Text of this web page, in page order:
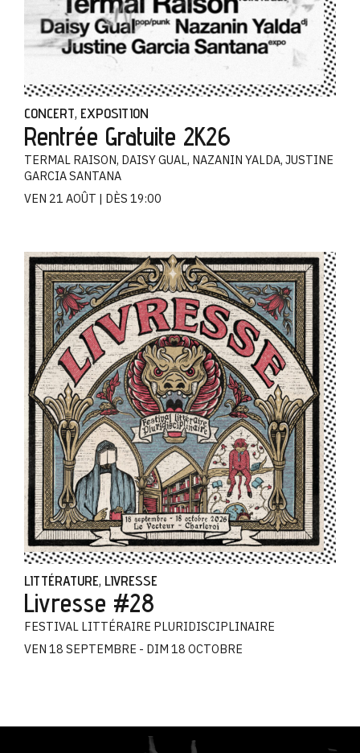
CONCERT, EXPOSITION
Rentrée Gratuite 2K26
TERMAL RAISON, DAISY GUAL, NAZANIN YALDA, JUSTINE
GARCIA SANTANA
VEN 21 AOÛT
DÈS 19:00
LITTÉRATURE, LIVRESSE
Livresse #28
FESTIVAL LITTÉRAIRE PLURIDISCIPLINAIRE
VEN 18 SEPTEMBRE - DIM 18 OCTOBRE